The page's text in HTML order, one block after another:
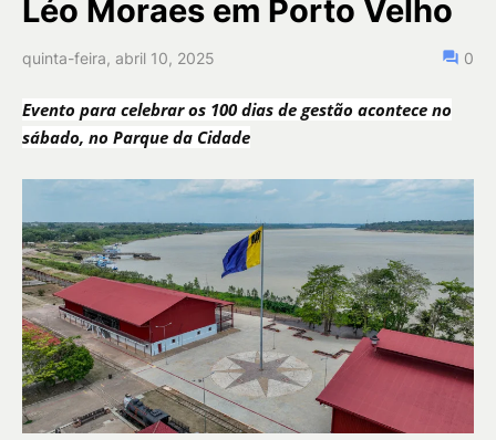
Léo Moraes em Porto Velho
quinta-feira, abril 10, 2025 0
Evento para celebrar os 100 dias de gestão acontece no
sábado, no Parque da Cidade